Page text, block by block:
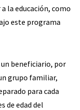
la educación, como
este programa
un beneficiario, por
grupo familiar,
para cada
de edad del